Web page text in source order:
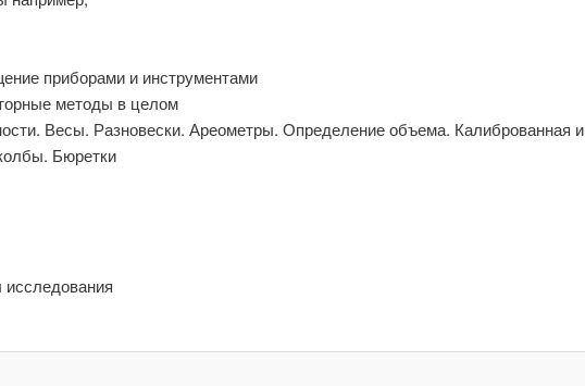
приборами и инструментами
методы в целом
Весы. Разновески. Ареометры. Определение объема. Калиброванная и
Бюретки